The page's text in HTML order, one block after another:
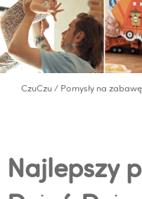
CzuCzu / Pomysły na zabawę
Najlepszy